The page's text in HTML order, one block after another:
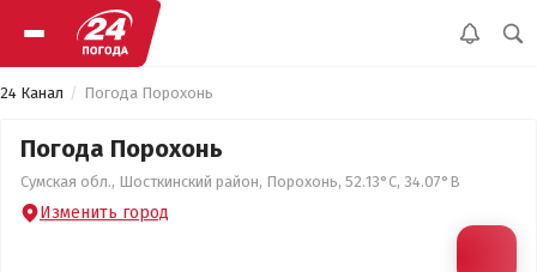
24 Канал Погода Порохонь
Погода Порохонь
Сумская обл., Шосткинский район, Порохонь, 52.13°С, 34.07°В
Изменить город